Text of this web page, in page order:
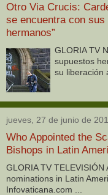
Otro Via Crucis:
se encuentra con sus
hermanos”
GLORIA TV
supuestos
su liberación
jueves, 27 de junio de
Who Appointed the
Bishops in Latin
GLORIA TV
nominations in Latin
Infovaticana.com ...